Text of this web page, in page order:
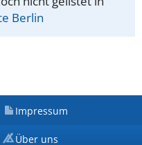
Berlin
Impressum
Über uns